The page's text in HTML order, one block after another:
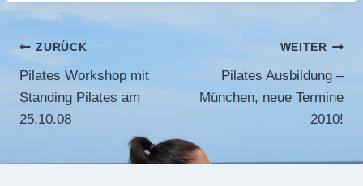
Beitragsnavigation
ZURÜCK
Pilates Workshop mit
Standing Pilates am
25.10.08
WEITER
Pilates Ausbildung –
München, neue Termine
2010!